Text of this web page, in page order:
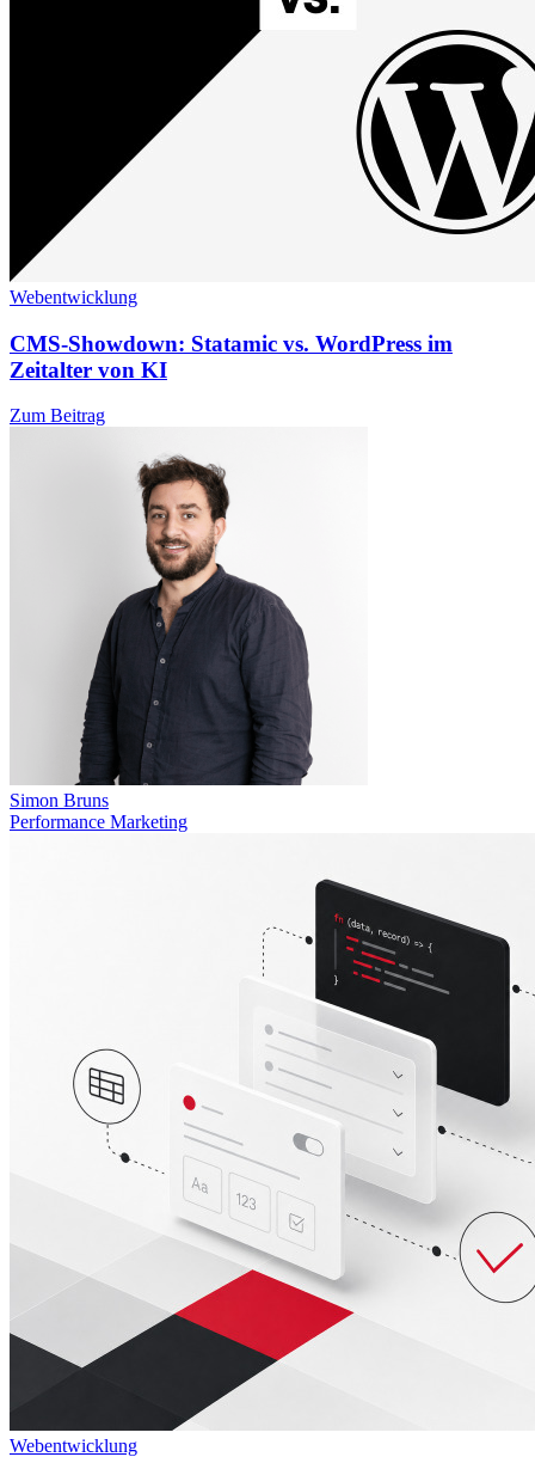
Webentwicklung
CMS-Showdown: Statamic vs. WordPress im
Zeitalter von KI
Zum Beitrag
Simon Bruns
Performance Marketing
Webentwicklung